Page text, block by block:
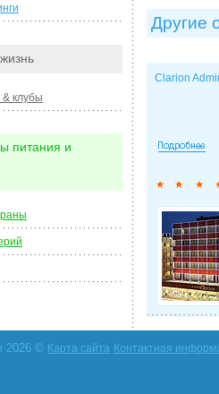
Другие
Clarion
& клубы
питания и
2026 © Карта сайта Контактная